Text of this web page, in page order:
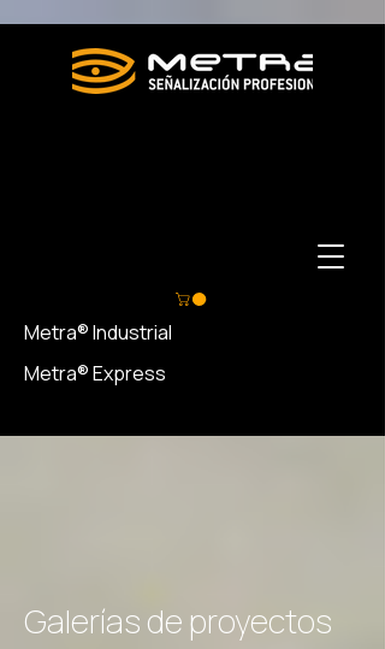
Metra® Industrial
Metra® Express
Galerías de proyectos